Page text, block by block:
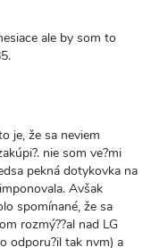
ale by som to
je, že sa neviem
nie som ve?mi
pekná dotykovka na
Avšak
spomínané, že sa
rozmý??al nad LG
odporu?il tak nvm) a